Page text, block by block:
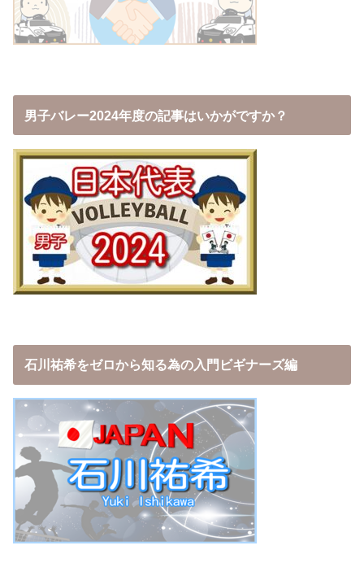
男子バレー2024年度の記事はいかがですか？
石川祐希をゼロから知る為の入門ビギナーズ編